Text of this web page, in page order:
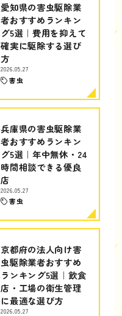
愛知県の害虫駆除業
者おすすめランキン
グ5選｜費用を抑えて
確実に駆除する選び
方
2026.05.27
害虫
兵庫県の害虫駆除業
者おすすめランキン
グ5選｜年中無休・24
時間相談できる優良
店
2026.05.27
害虫
京都府の法人向け害
虫駆除業者おすすめ
ランキング5選｜飲食
店・工場の衛生管理
に最適な選び方
2026.05.27